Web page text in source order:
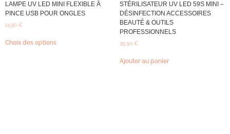
LAMPE UV LED MINI FLEXIBLE À
PINCE USB POUR ONGLES
14,90 €
Choix des options
STÉRILISATEUR UV LED 59S MINI –
DÉSINFECTION ACCESSOIRES
BEAUTÉ & OUTILS
PROFESSIONNELS
39,90 €
Ajouter au panier